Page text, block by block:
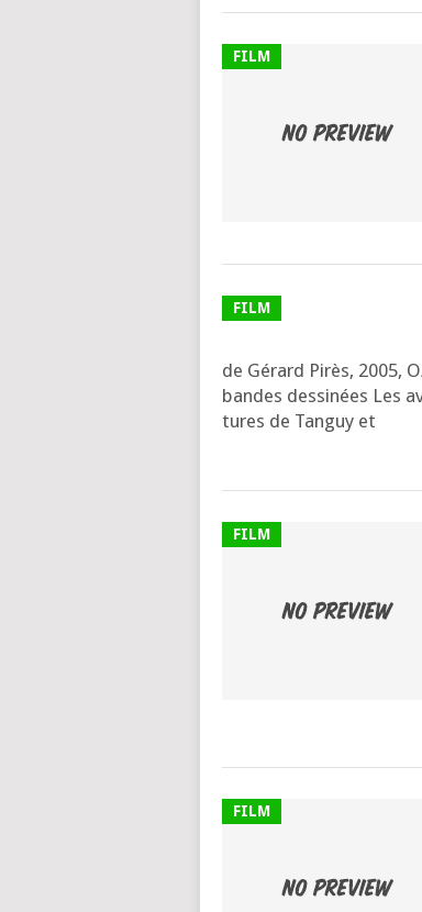
FILM
FILM
de Gérard Pirès, 2005,
bandes des­si­nées Les
tures de Tanguy et
FILM
FILM